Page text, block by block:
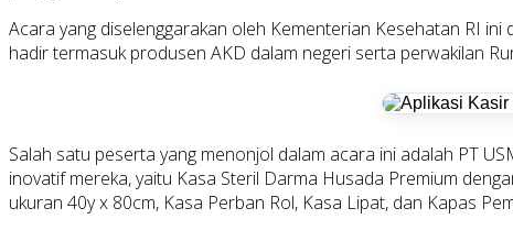
Acara yang diselenggarakan oleh Kementerian Kesehatan RI
hadir termasuk produsen AKD dalam negeri serta perwakilan
Salah satu peserta yang menonjol dalam acara ini adalah PT
inovatif mereka, yaitu Kasa Steril Darma Husada Premium
ukuran 40y x 80cm, Kasa Perban Rol, Kasa Lipat, dan Kapas